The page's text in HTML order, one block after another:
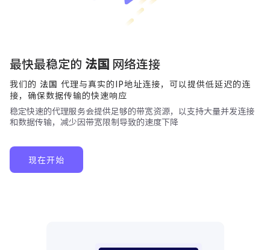
最快最稳定的 法国 网络连接
我们的 法国
代理与真实的IP地址连接，可以提供低延迟的连
接，确保数据传输的快速响应
稳定快速的代理服务会提供足够的带宽资源，以支持大量并发连接
和数据传输，减少因带宽限制导致的速度下降
现在开始